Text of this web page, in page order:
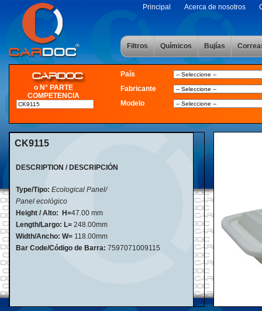
Principal Acerca de nosotros
Filtros Químicos Bujías
o N° PARTE
COMPETENCIA
País
Fabricante
Modelo
CK9115
DESCRIPTION / DESCRIPCIÓN
Type/Tipo: Ecological Panel/
Panel ecológico
Height / Alto:
H=47.00 mm
Length/Largo: L= 248.00mm
Width/Ancho: W= 118.00mm
Bar Code/Código de Barra: 7597071009115